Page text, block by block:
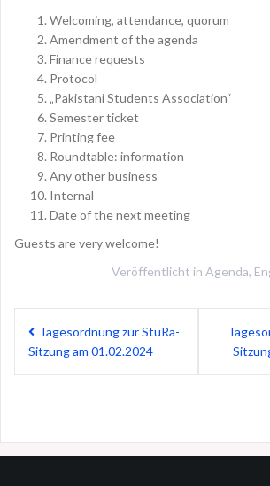
Welcoming, attendance, quorum
Amendment of the agenda
Finance requests
Protocol
„Pakistani Students Association“
Semester ticket
Printing fee
Roundtable: information
Any other business
Internal
Date of the next meeting
Guests are very welcome!
Veröffentlicht in Agenda,
Beitragsnavigation
Tagesordnung zur StuRa-
Sitzung am 01.02.2024